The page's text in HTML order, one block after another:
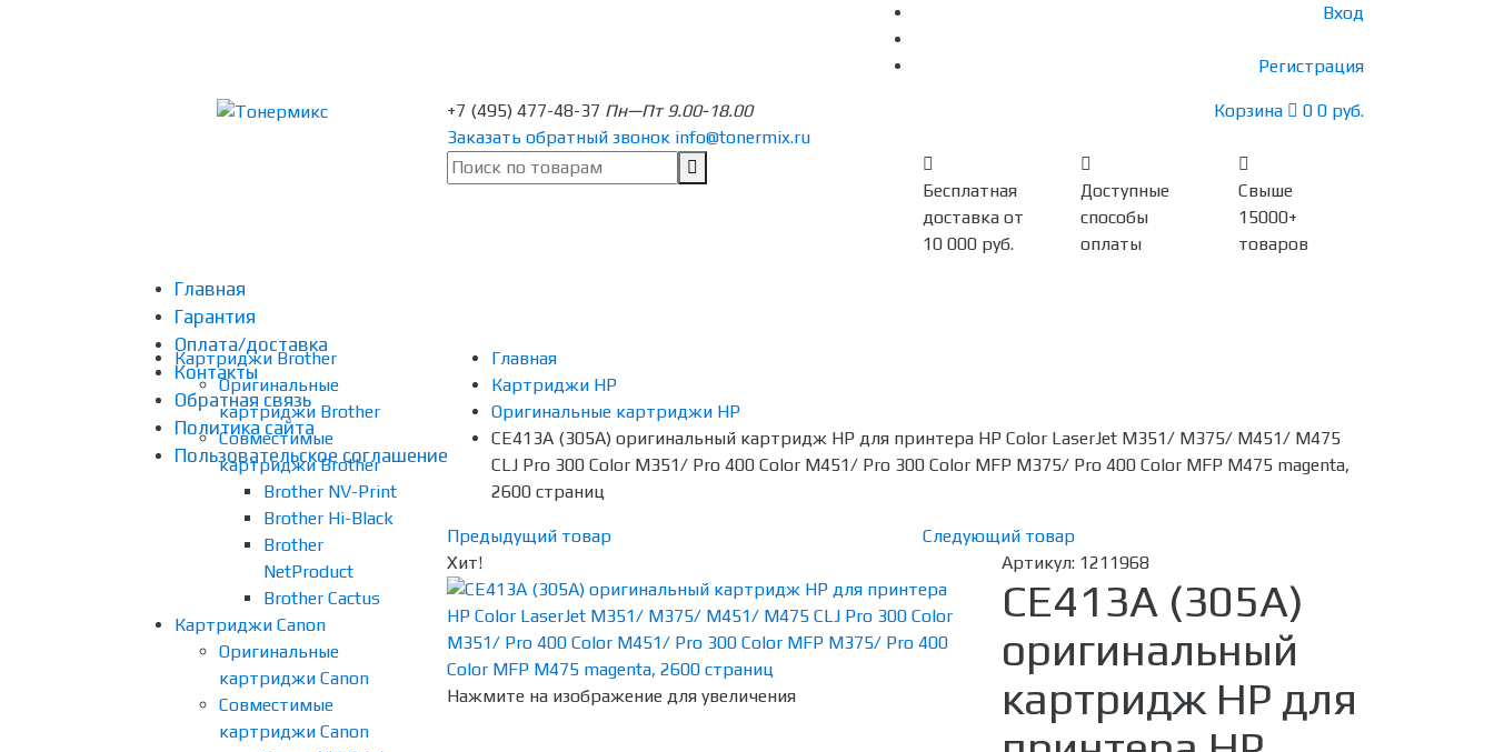
Вход
Регистрация
+7 (495) 477-48-37 Пн—Пт 9.00-18.00
Заказать обратный звонок info@tonermix.ru
Корзина 0 0 руб.
Бесплатная
доставка от
10 000 руб.
Доступные
способы
оплаты
Свыше
15000+
товаров
Главная
Гарантия
Оплата/доставка
Контакты
Обратная связь
Политика сайта
Пользовательское соглашение
Картриджи Brother
Оригинальные
картриджи Brother
Совместимые
картриджи Brother
Brother NV-Print
Brother Hi-Black
Brother
NetProduct
Brother Cactus
Картриджи Canon
Оригинальные
картриджи Canon
Совместимые
картриджи Canon
Главная
Картриджи HP
Оригинальные картриджи HP
CE413A (305A) оригинальный картридж HP для принтера HP Color LaserJet M351/ M375/ M451/ M475
CLJ Pro 300 Color M351/ Pro 400 Color M451/ Pro 300 Color MFP M375/ Pro 400 Color MFP M475 magenta,
2600 страниц
Предыдущий товар
Следующий товар
Хит!
Нажмите на изображение для увеличения
Артикул: 1211968
CE413A (305A)
оригинальный
картридж HP для